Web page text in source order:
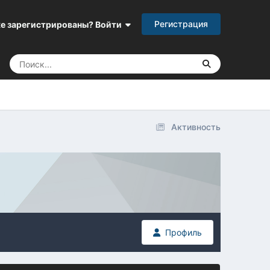
зарегистрированы? Войти Регистрация
Активность
Профиль